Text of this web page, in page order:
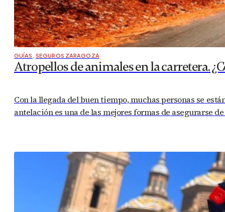
GUÍAS , SEGUROS ZARAGOZA
Atropellos de animales en la carretera.
Con la llegada del buen tiempo, muchas personas se
antelación es una de las mejores formas de asegurarse